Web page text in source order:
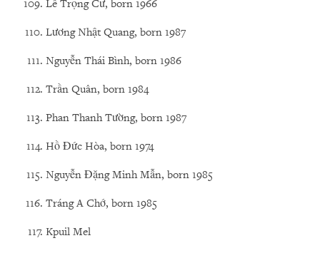
Lê Trọng Cư, born 1966
Lương Nhật Quang, born 1987
Nguyễn Thái Bình, born 1986
Trần Quân, born 1984
Phan Thanh Tường, born 1987
Hồ Đức Hòa, born 1974
Nguyễn Đặng Minh Mẫn, born 1985
Tráng A Chớ, born 1985
Kpuil Mel